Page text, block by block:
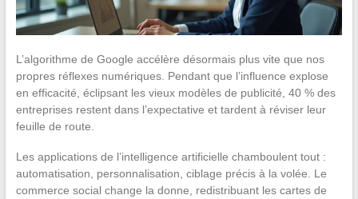
L’algorithme de Google accélère désormais plus vite que nos
propres réflexes numériques. Pendant que l’influence explose
en efficacité, éclipsant les vieux modèles de publicité, 40 % des
entreprises restent dans l’expectative et tardent à réviser leur
feuille de route.
Les applications de l’intelligence artificielle chamboulent tout :
automatisation, personnalisation, ciblage précis à la volée. Le
commerce social change la donne, redistribuant les cartes de